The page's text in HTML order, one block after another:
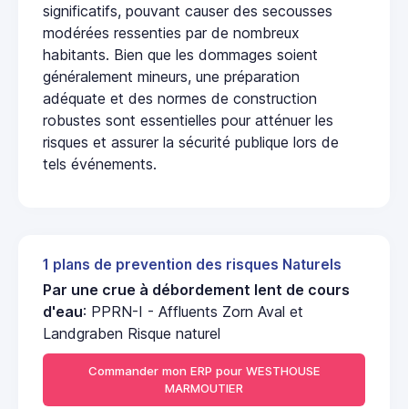
significatifs, pouvant causer des secousses
modérées ressenties par de nombreux
habitants. Bien que les dommages soient
généralement mineurs, une préparation
adéquate et des normes de construction
robustes sont essentielles pour atténuer les
risques et assurer la sécurité publique lors de
tels événements.
1 plans de prevention des risques Naturels
Par une crue à débordement lent de cours
d'eau: PPRN-I - Affluents Zorn Aval et
Landgraben Risque naturel
Commander mon ERP pour WESTHOUSE
MARMOUTIER